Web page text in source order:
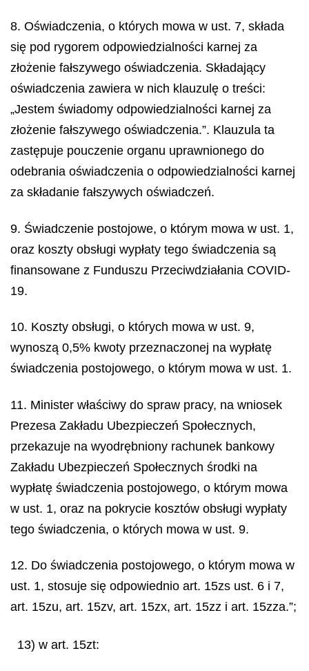
8. Oświadczenia, o których mowa w ust. 7, składa
się pod rygorem odpowiedzialności karnej za
złożenie fałszywego oświadczenia. Składający
oświadczenia zawiera w nich klauzulę o treści:
„Jestem świadomy odpowiedzialności karnej za
złożenie fałszywego oświadczenia.”. Klauzula ta
zastępuje pouczenie organu uprawnionego do
odebrania oświadczenia o odpowiedzialności karnej
za składanie fałszywych oświadczeń.
9. Świadczenie postojowe, o którym mowa w ust. 1,
oraz koszty obsługi wypłaty tego świadczenia są
finansowane z Funduszu Przeciwdziałania COVID-
19.
10. Koszty obsługi, o których mowa w ust. 9,
wynoszą 0,5% kwoty przeznaczonej na wypłatę
świadczenia postojowego, o którym mowa w ust. 1.
11. Minister właściwy do spraw pracy, na wniosek
Prezesa Zakładu Ubezpieczeń Społecznych,
przekazuje na wyodrębniony rachunek bankowy
Zakładu Ubezpieczeń Społecznych środki na
wypłatę świadczenia postojowego, o którym mowa
w ust. 1, oraz na pokrycie kosztów obsługi wypłaty
tego świadczenia, o których mowa w ust. 9.
12. Do świadczenia postojowego, o którym mowa w
ust. 1, stosuje się odpowiednio art. 15zs ust. 6 i 7,
art. 15zu, art. 15zv, art. 15zx, art. 15zz i art. 15zza.”;
13) w art. 15zt: